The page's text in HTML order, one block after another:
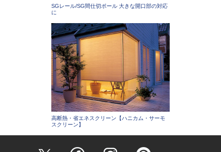
SGレール/SG間仕切ポール 大きな開口部の対応
に
高断熱・省エネスクリーン【ハニカム・サーモ
スクリーン】